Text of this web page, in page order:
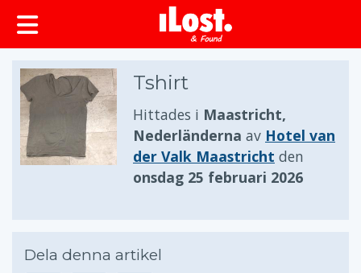
huvudinnehållet
Tshirt
Hittades i Maastricht,
Nederländerna av Hotel van
der Valk Maastricht den
onsdag 25 februari 2026
Dela denna artikel